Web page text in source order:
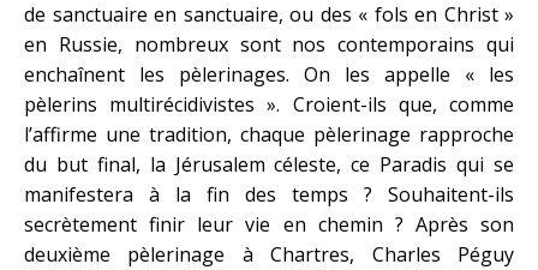
de sanctuaire en sanctuaire, ou des « fols en Christ »
en Russie, nombreux sont nos contemporains qui
enchaînent les pèlerinages. On les appelle « les
pèlerins multirécidivistes ». Croient-ils que, comme
l’affirme une tradition, chaque pèlerinage rapproche
du but final, la Jérusalem céleste, ce Paradis qui se
manifestera à la fin des temps ? Souhaitent-ils
secrètement finir leur vie en chemin ? Après son
deuxième pèlerinage à Chartres, Charles Péguy